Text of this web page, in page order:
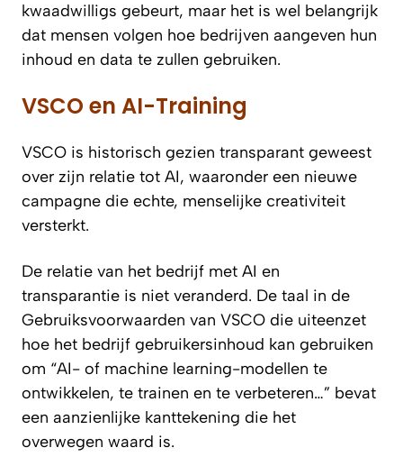
kwaadwilligs gebeurt, maar het is wel belangrijk
dat mensen volgen hoe bedrijven aangeven hun
inhoud en data te zullen gebruiken.
VSCO en AI-Training
VSCO is historisch gezien transparant geweest
over zijn relatie tot AI, waaronder een nieuwe
campagne die echte, menselijke creativiteit
versterkt.
De relatie van het bedrijf met AI en
transparantie is niet veranderd. De taal in de
Gebruiksvoorwaarden van VSCO die uiteenzet
hoe het bedrijf gebruikersinhoud kan gebruiken
om “AI- of machine learning-modellen te
ontwikkelen, te trainen en te verbeteren…” bevat
een aanzienlijke kanttekening die het
overwegen waard is.